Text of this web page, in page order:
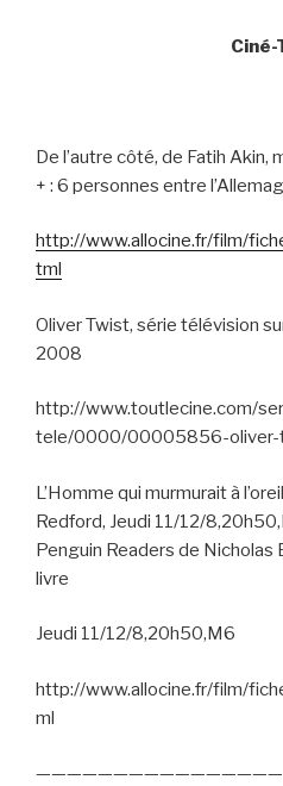
Ciné-
De l’autre côté, de Fatih Akin,
+ : 6 personnes entre
http://www.allocine.fr/film/
tml
Oliver Twist, série télévision
2008
http://www.toutlecine.com/
tele/0000/00005856-oliver-
L’Homme qui murmurait à
Redford, Jeudi 11/12/
Penguin Readers de Nicholas
livre
Jeudi 11/12/8,20h50,M6
http://www.allocine.fr/film/
ml